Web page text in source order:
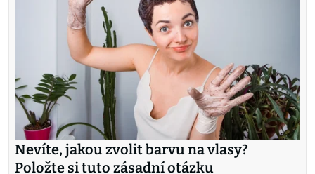
Nevíte, jakou zvolit barvu na vlasy?
Položte si tuto zásadní otázku